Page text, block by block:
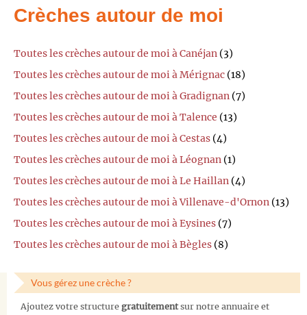
Crèches autour de moi
Toutes les crèches autour de moi à Canéjan (3)
Toutes les crèches autour de moi à Mérignac (18)
Toutes les crèches autour de moi à Gradignan (7)
Toutes les crèches autour de moi à Talence (13)
Toutes les crèches autour de moi à Cestas (4)
Toutes les crèches autour de moi à Léognan (1)
Toutes les crèches autour de moi à Le Haillan (4)
Toutes les crèches autour de moi à Villenave-d'Ornon (13)
Toutes les crèches autour de moi à Eysines (7)
Toutes les crèches autour de moi à Bègles (8)
Vous gérez une crèche ?
Ajoutez votre structure gratuitementsur notre annuaire et